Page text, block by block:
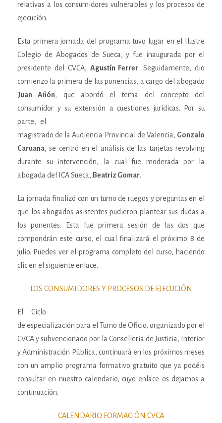
relativas a los consumidores vulnerables y los procesos de
ejecución.
Esta primera jornada del programa tuvo lugar en el Ilustre
Colegio de Abogados de Sueca, y fue inaugurada por el
presidente del CVCA, Agustín Ferrer. Seguidamente, dio
comienzo la primera de las ponencias, a cargo del abogado
Juan Añón, que abordó el tema del concepto del
consumidor y su extensión a cuestionesjurídicas. Por su
parte, el
magistrado de la Audiencia Provincial de Valencia, Gonzalo
Caruana, se centró en el análisis de las tarjetas revolving
durante su intervención, la cual fue moderada por la
abogada del ICA Sueca, Beatriz Gomar.
La jornada finalizó con un turno de ruegos y preguntas en el
que los abogados asistentes pudieron plantear sus dudas a
los ponentes. Esta fue primera sesión de las dos que
compondrán este curso, el cual finalizará el próximo 8 de
julio. Puedes ver el programa completo del curso, haciendo
clic en el siguiente enlace.
LOS CONSUMIDORES Y PROCESOS DE EJECUCIÓN
El Ciclo
de especialización para el Turno de Oficio, organizado por el
CVCA y subvencionado por la Conselleria de Justicia, Interior
y Administración Pública, continuará en los próximos meses
con un amplio programa formativo gratuito que ya podéis
consultar en nuestro calendario, cuyo enlace os dejamos a
continuación.
CALENDARIO FORMACIÓN CVCA